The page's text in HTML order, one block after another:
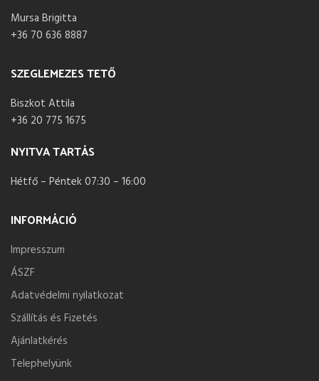
Mursa Brigitta
+36 70 636 8887
SZEGLEMEZES TETŐ
Biszkot Attila
+36 20 775 1675
NYITVA TARTÁS
Hétfő – Péntek 07:30 – 16:00
INFORMÁCIÓ
Impresszum
ÁSZF
Adatvédelmi nyilatkozat
Szállítás és Fizetés
Ajánlatkérés
Telephelyünk